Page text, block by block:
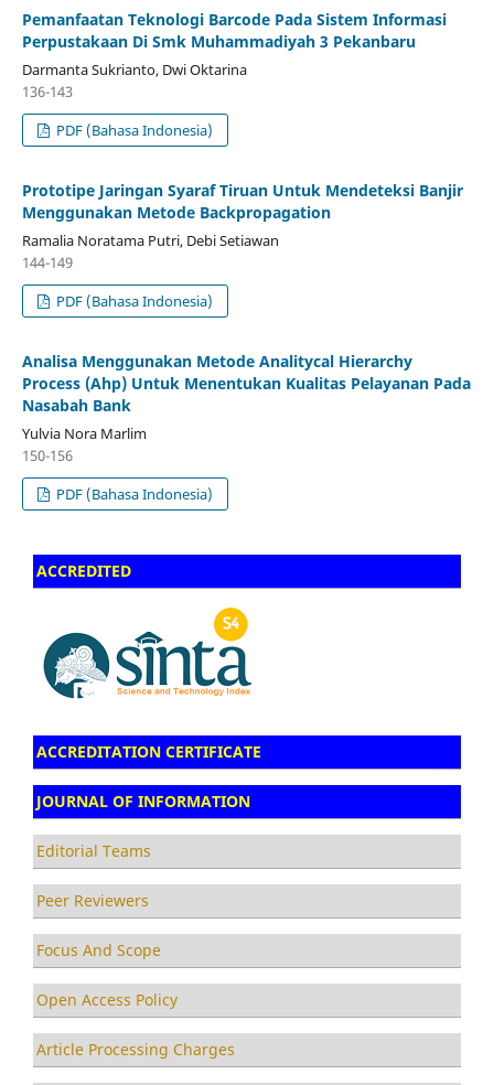
Pemanfaatan Teknologi Barcode Pada Sistem Informasi
Perpustakaan Di Smk Muhammadiyah 3 Pekanbaru
Darmanta Sukrianto, Dwi Oktarina
136-143
PDF (Bahasa Indonesia)
Prototipe Jaringan Syaraf Tiruan Untuk Mendeteksi Banjir
Menggunakan Metode Backpropagation
Ramalia Noratama Putri, Debi Setiawan
144-149
PDF (Bahasa Indonesia)
Analisa Menggunakan Metode Analitycal Hierarchy
Process (Ahp) Untuk Menentukan Kualitas Pelayanan Pada
Nasabah Bank
Yulvia Nora Marlim
150-156
PDF (Bahasa Indonesia)
ACCREDITED
ACCREDITATION CERTIFICATE
JOURNAL OF INFORMATION
Editorial Teams
Peer Reviewers
Focus And Scope
Open Access Policy
Article Processing Charges